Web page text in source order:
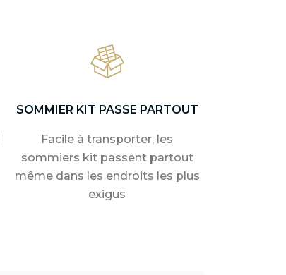
SOMMIER KIT PASSE PARTOUT
Facile à transporter, les
sommiers kit passent partout
même dans les endroits les plus
exigus